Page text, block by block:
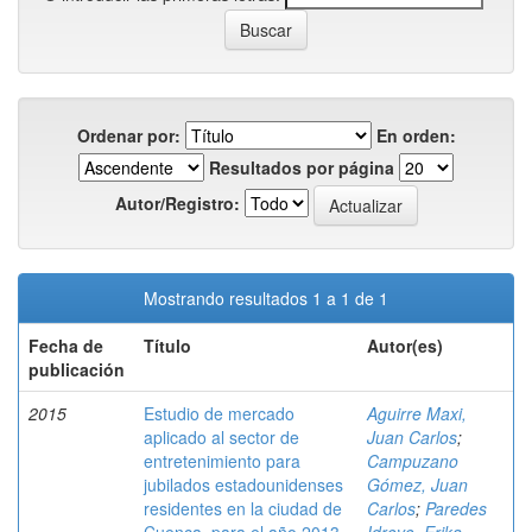
Ordenar por:
En orden:
Resultados por página
Autor/Registro:
Mostrando resultados 1 a 1 de 1
Fecha de
publicación
Título Autor(es)
2015
Estudio de mercado
aplicado al sector de
entretenimiento para
jubilados estadounidenses
residentes en la ciudad de
Aguirre Maxi,
Juan Carlos;
Campuzano
Gómez, Juan
Carlos; Paredes